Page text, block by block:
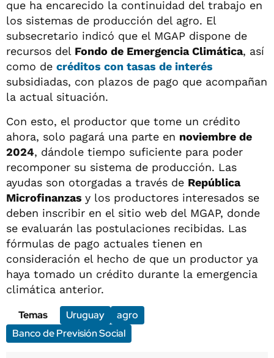
que ha encarecido la continuidad del trabajo en
los sistemas de producción del agro. El
subsecretario indicó que el MGAP dispone de
recursos del Fondo de Emergencia Climática, así
como de créditos con tasas de interés
subsidiadas, con plazos de pago que acompañan
la actual situación.
Con esto, el productor que tome un crédito
ahora, solo pagará una parte en noviembre de
2024, dándole tiempo suficiente para poder
recomponer su sistema de producción. Las
ayudas son otorgadas a través de República
Microfinanzas y los productores interesados se
deben inscribir en el sitio web del MGAP, donde
se evaluarán las postulaciones recibidas. Las
fórmulas de pago actuales tienen en
consideración el hecho de que un productor ya
haya tomado un crédito durante la emergencia
climática anterior.
Temas
Uruguay
agro
Banco de Previsión Social